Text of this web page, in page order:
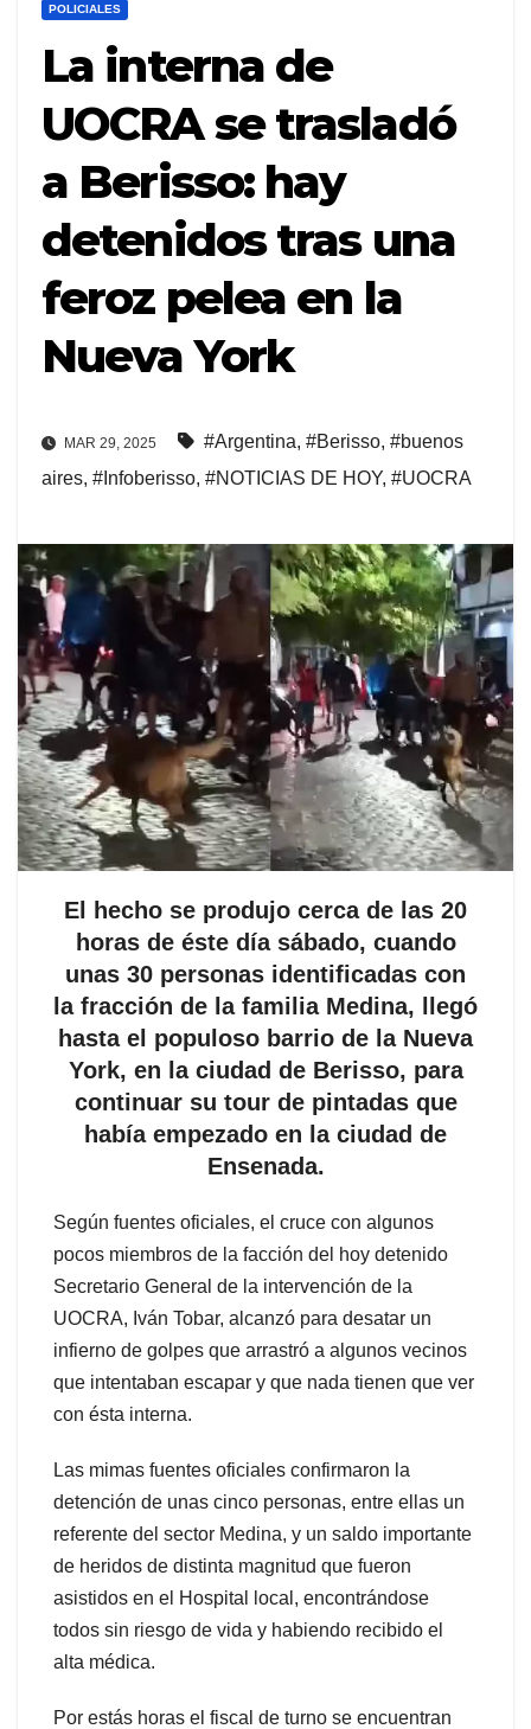
POLICIALES
La interna de
UOCRA se trasladó
a Berisso: hay
detenidos tras una
feroz pelea en la
Nueva York
MAR 29, 2025 #Argentina, #Berisso, #buenos
aires, #Infoberisso, #NOTICIAS DE HOY, #UOCRA
El hecho se produjo cerca de las 20
horas de éste día sábado, cuando
unas 30 personas identificadas con
la fracción de la familia Medina, llegó
hasta el populoso barrio de la Nueva
York, en la ciudad de Berisso, para
continuar su tour de pintadas que
había empezado en la ciudad de
Ensenada.
Según fuentes oficiales, el cruce con algunos
pocos miembros de la facción del hoy detenido
Secretario General de la intervención de la
UOCRA, Iván Tobar, alcanzó para desatar un
infierno de golpes que arrastró a algunos vecinos
que intentaban escapar y que nada tienen que ver
con ésta interna.
Las mimas fuentes oficiales confirmaron la
detención de unas cinco personas, entre ellas un
referente del sector Medina, y un saldo importante
de heridos de distinta magnitud que fueron
asistidos en el Hospital local, encontrándose
todos sin riesgo de vida y habiendo recibido el
alta médica.
Por estás horas el fiscal de turno se encuentran